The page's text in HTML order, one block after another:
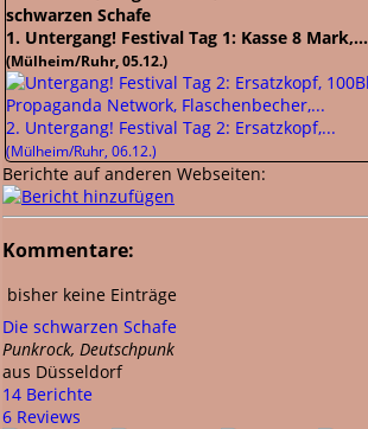
1. Untergang! Festival Tag 1: Kasse 8 Mark,...
(Mülheim/Ruhr, 05.12.)
2. Untergang! Festival Tag 2: Ersatzkopf,...
(Mülheim/Ruhr, 06.12.)
Berichte auf anderen Webseiten:
Kommentare:
bisher keine Einträge
Die schwarzen Schafe
Punkrock, Deutschpunk
aus Düsseldorf
14 Berichte
6 Reviews